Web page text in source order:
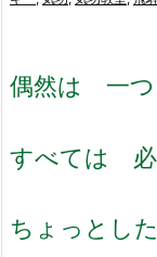
偶然は 一つ
すべては 必
ちょっとし